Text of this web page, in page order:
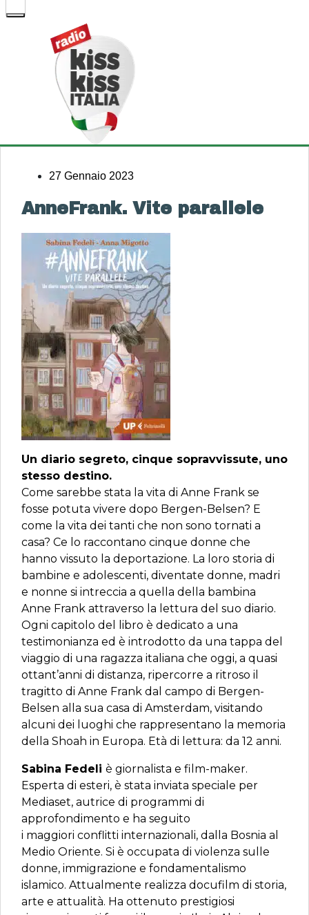
27 Gennaio 2023
AnneFrank. Vite parallele
Un diario segreto, cinque sopravvissute, uno
stesso destino.
Come sarebbe stata la vita di Anne Frank se
fosse potuta vivere dopo Bergen-Belsen? E
come la vita dei tanti che non sono tornati a
casa? Ce lo raccontano cinque donne che
hanno vissuto la deportazione. La loro storia di
bambine e adolescenti, diventate donne, madri
e nonne si intreccia a quella della bambina
Anne Frank attraverso la lettura del suo diario.
Ogni capitolo del libro è dedicato a una
testimonianza ed è introdotto da una tappa del
viaggio di una ragazza italiana che oggi, a quasi
ottant’anni di distanza, ripercorre a ritroso il
tragitto di Anne Frank dal campo di Bergen-
Belsen alla sua casa di Amsterdam, visitando
alcuni dei luoghi che rappresentano la memoria
della Shoah in Europa. Età di lettura: da 12 anni.
Sabina Fedeli è giornalista e film-maker.
Esperta di esteri, è stata inviata speciale per
Mediaset, autrice di programmi di
approfondimento e ha seguito
i maggiori conflitti internazionali, dalla Bosnia al
Medio Oriente. Si è occupata di violenza sulle
donne, immigrazione e fondamentalismo
islamico. Attualmente realizza docufilm di storia,
arte e attualità. Ha ottenuto prestigiosi